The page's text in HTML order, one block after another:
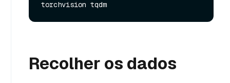
Recolher os dados